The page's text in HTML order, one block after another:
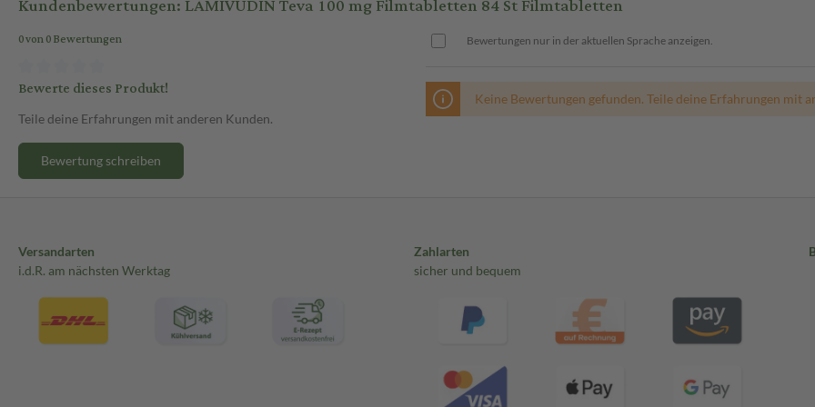
0 von 0 Bewertungen
Bewerte dieses Produkt!
Teile deine Erfahrungen mit anderen Kunden.
Bewertung schreiben
Bewertungen nur in der aktuellen Sprache anzeigen.
Keine Bewertungen gefunden. Teile deine Erfahrungen mit
Versandarten
i.d.R. am nächsten Werktag
Zahlarten
sicher und bequem